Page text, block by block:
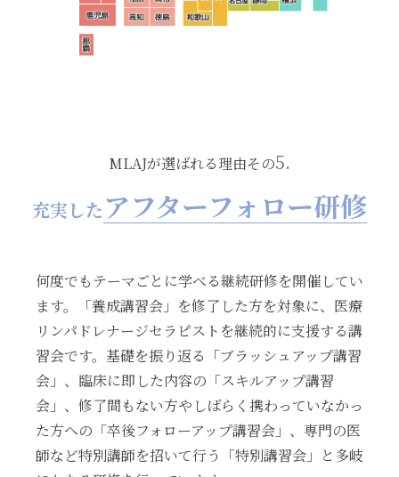
MLAJが選ばれる理由その5.
充実したアフターフォロー研修
何度でもテーマごとに学べる継続研修を開催してい
ます。「養成講習会」を修了した方を対象に、医療
リンパドレナージセラピストを継続的に支援する講
習会です。基礎を振り返る「ブラッシュアップ講習
会」、臨床に即した内容の「スキルアップ講習
会」、修了間もない方やしばらく携わっていなかっ
た方への「卒後フォローアップ講習会」、専門の医
師など特別講師を招いて行う「特別講習会」と多岐